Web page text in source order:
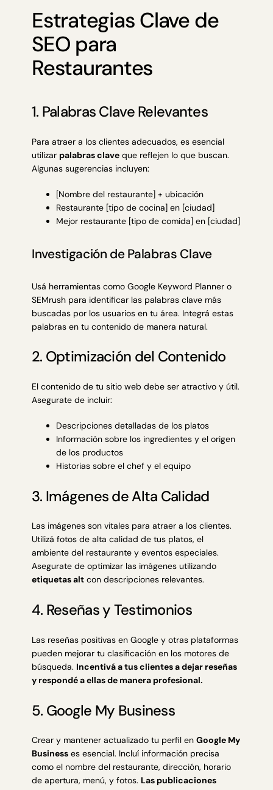
Estrategias Clave de
SEO para
Restaurantes
1. Palabras Clave Relevantes
Para atraer a los clientes adecuados, es esencial
utilizar palabras claveque reflejen lo que buscan.
Algunas sugerencias incluyen:
[Nombre del restaurante] + ubicación
Restaurante [tipo de cocina] en [ciudad]
Mejor restaurante [tipo de comida] en [ciudad]
Investigación de Palabras Clave
Usá herramientas como Google Keyword Plannero
SEMrush para identificar las palabras clave más
buscadas por los usuarios en tu área. Integrá estas
palabras en tu contenido de manera natural.
2. Optimización del Contenido
El contenido de tu sitio web debe ser atractivo y útil.
Asegurate de incluir:
Descripciones detalladas de los platos
Información sobre los ingredientes y el origen
de los productos
Historias sobre el chef y el equipo
3. Imágenes de Alta Calidad
Las imágenes son vitales para atraer a los clientes.
Utilizá fotos de alta calidad de tus platos, el
ambiente del restaurante y eventos especiales.
Asegurate de optimizar las imágenes utilizando
etiquetas altcon descripciones relevantes.
4. Reseñas y Testimonios
Las reseñas positivas en Google y otras plataformas
pueden mejorar tu clasificación en los motores de
búsqueda. Incentivá a tus clientes a dejar reseñas
y respondé a ellas de manera profesional.
5. Google My Business
Crear y mantener actualizado tu perfil en Google My
Businesses esencial. Incluí información precisa
como el nombre del restaurante, dirección, horario
de apertura, menú, y fotos. Las publicaciones